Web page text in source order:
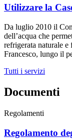
Utilizzare la
Da luglio 2010 il
dell’acqua che
refrigerata naturale e
Francesco, lungo il
Tutti i servizi
Documenti
Regolamenti
Regolamento